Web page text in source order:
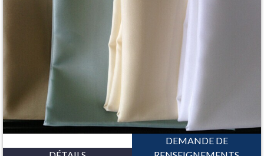
DEMANDE DE